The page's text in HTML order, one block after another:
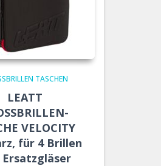
TASCHEN
LEATT
VELOCITY
für 4 Brillen
Ersatzgläser